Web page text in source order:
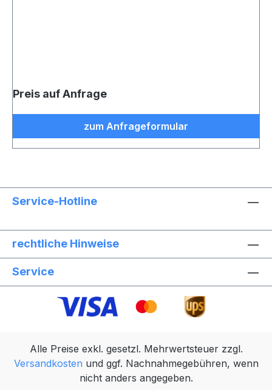
Preis auf Anfrage
zum Anfrageformular
Service-Hotline
rechtliche Hinweise
Service
Alle Preise exkl. gesetzl. Mehrwertsteuer zzgl.
Versandkosten und ggf. Nachnahmegebühren, wenn
nicht anders angegeben.